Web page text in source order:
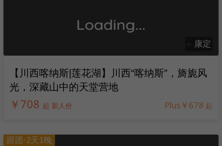
康定
【川西喀纳斯|莲花湖】川西“喀纳斯”，旖旎风
光，深藏山中的天堂营地
￥708 起 新人价 Plus￥678 起
跟团·2天1晚